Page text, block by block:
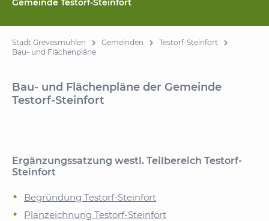
Gemeinde Testorf-Steinfort
Stadt Grevesmühlen Gemeinden
Testorf-Steinfort
Bau- und Flächenpläne
Bau- und Flächenpläne der Gemeinde
Testorf-Steinfort
Ergänzungssatzung westl. Teilbereich Testorf-
Steinfort
Begründung Testorf-Steinfort
Planzeichnung Testorf-Steinfort